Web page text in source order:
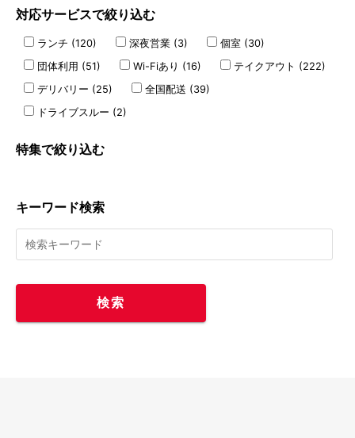
対応サービスで絞り込む
ランチ (120) 深夜営業 (3)
個室 (30)
団体利用 (51)
Wi-Fiあり (16)
テイクアウト (222)
デリバリー (25)
全国配送 (39)
ドライブスルー (2)
特集で絞り込む
キーワード検索